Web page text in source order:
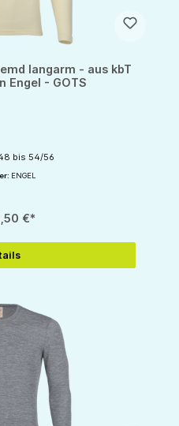
langarm - aus kbT
Engel - GOTS
bis 54/56
ENGEL
€*